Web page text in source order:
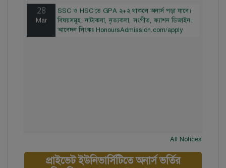
28
Mar
SSC ও HSC'তে GPA ২+২ থাকলে অনার্স পড়া যাবে।
বিষয়সমূহ: নাট্যকলা, নৃত্যকলা, সংগীত, ফ্যাশন ডিজাইন।
আবেদন লিংকঃ HonoursAdmission.com/apply
All Notices
প্রাইভেট ইউনিভার্সিটিতে অনার্স ভর্তির